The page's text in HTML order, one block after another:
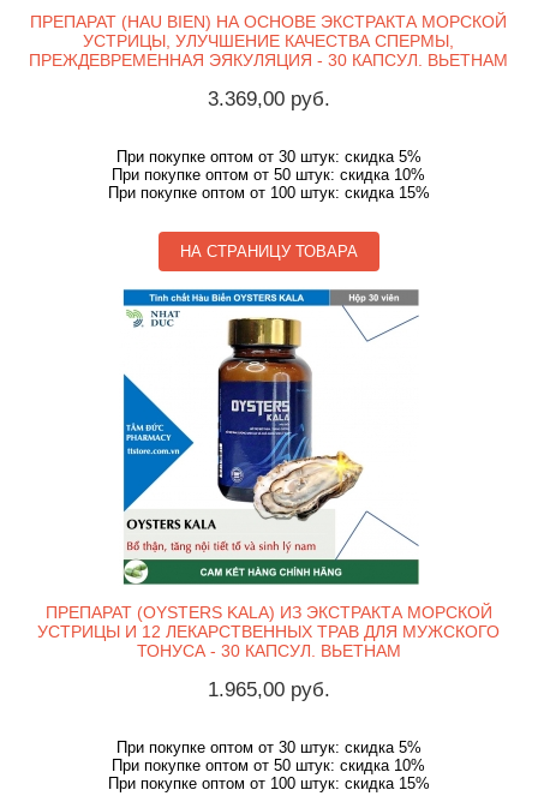
ПРЕПАРАТ (HAU BIEN) НА ОСНОВЕ ЭКСТРАКТА МОРСКОЙ
УСТРИЦЫ, УЛУЧШЕНИЕ КАЧЕСТВА СПЕРМЫ,
ПРЕЖДЕВРЕМЕННАЯ ЭЯКУЛЯЦИЯ - 30 КАПСУЛ. ВЬЕТНАМ
3.369,00 руб.
При покупке оптом от 30 штук: скидка 5%
При покупке оптом от 50 штук: скидка 10%
При покупке оптом от 100 штук: скидка 15%
НА СТРАНИЦУ ТОВАРА
ПРЕПАРАТ (OYSTERS KALA) ИЗ ЭКСТРАКТА МОРСКОЙ
УСТРИЦЫ И 12 ЛЕКАРСТВЕННЫХ ТРАВ ДЛЯ МУЖСКОГО
ТОНУСА - 30 КАПСУЛ. ВЬЕТНАМ
1.965,00 руб.
При покупке оптом от 30 штук: скидка 5%
При покупке оптом от 50 штук: скидка 10%
При покупке оптом от 100 штук: скидка 15%